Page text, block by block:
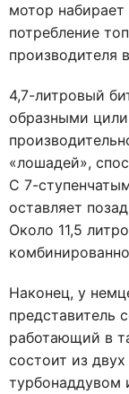
мотор набирает
потребление
производителя
4,7-литровый
образными
«лошадей»,
С 7-
оставляет
Около 11,5
Наконец, у
представитель
работающий в
состоит из
турбонаддувом